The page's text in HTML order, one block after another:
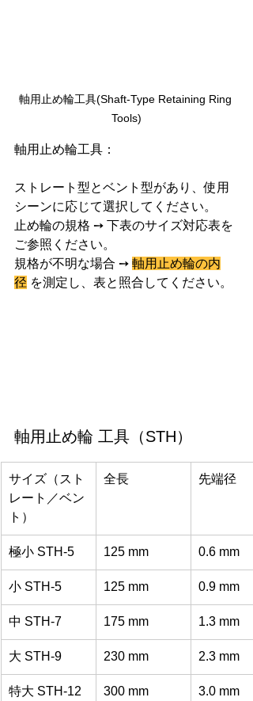
軸用止め輪工具(Shaft-Type Retaining Ring
Tools)
軸用止め輪工具：
ストレート型とベント型があり、使用
シーンに応じて選択してください。
止め輪の規格 ➙ 下表のサイズ対応表を
ご参照ください。
規格が不明な場合 ➙ 軸用止め輪の内
径 を測定し、表と照合してください。
軸用止め輪 工具（STH）
サイズ（スト
レート／ベン
ト）
全長 先端径
極小 STH-5 125 mm 0.6 mm
小 STH-5 125 mm 0.9 mm
中 STH-7 175 mm 1.3 mm
大 STH-9 230 mm 2.3 mm
特大 STH-12 300 mm 3.0 mm